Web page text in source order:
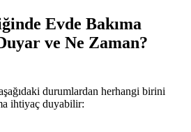
Evde Bakıma
ve Ne Zaman?
durumlardan herhangi birini
ihtiyaç duyabilir: